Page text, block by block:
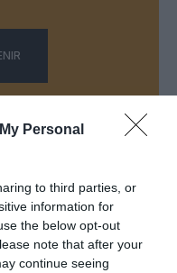
Personal
to third parties, or
information for
the below opt-out
note that after your
continue seeing